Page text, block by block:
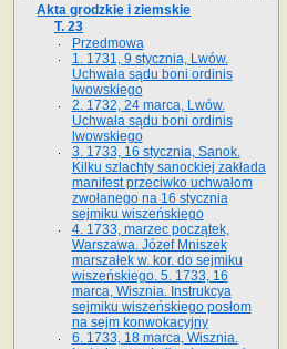
Akta grodzkie i ziemskie
T. 23
Przedmowa
1. 1731, 9 stycznia, Lwów.
Uchwała sądu boni ordinis
lwowskiego
2. 1732, 24 marca, Lwów.
Uchwała sądu boni ordinis
lwowskiego
3. 1733, 16 stycznia, Sanok.
Kilku szlachty sanockiej zakłada
manifest przeciwko uchwałom
zwołanego na 16 stycz­nia
sejmiku wiszeńskiego
4. 1733, marzec początek,
Warszawa. Józef Mniszek
marszałek w. kor. do sejmiku
wiszeńskiego. 5. 1733, 16
marca, Wisznia. Instrukcya
sejmiku wiszeńskiego posłom
na sejm konwokacyjny
6. 1733, 18 marca, Wisznia.